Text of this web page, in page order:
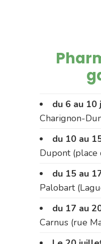
du 6 au 10
Charignon-
du 10 au
Dupont
du 15 au
Palobart
du 17 au
Carnus (rue